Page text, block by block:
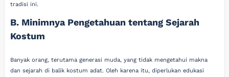
tradisi ini.
B. Minimnya Pengetahuan tentang Sejarah
Kostum
Banyak orang, terutama generasi muda, yang tidak mengetahui makna
dan sejarah di balik kostum adat. Oleh karena itu, diperlukan edukasi